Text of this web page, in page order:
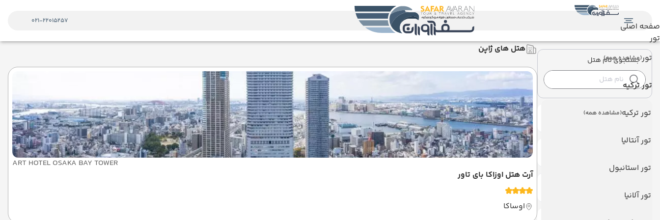
صفحه اصلی
تور
تور(مشاهده همه)
تور ترکیه
تور ترکیه(مشاهده همه)
تور آنتالیا
تور استانبول
تور آلانیا
021-22015257
جستجوی نام هتل
هتل های ویژه
هتل های ژاپن
ART HOTEL OSAKA BAY TOWER
آرت هتل اوزاکا بای تاور
اوساکا